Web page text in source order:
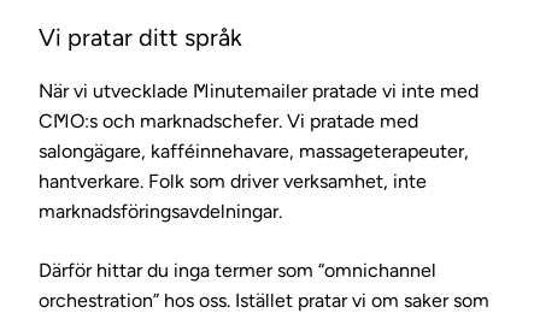
Vi pratar ditt språk
När vi utvecklade Minutemailer pratade vi inte med
CMO:s och marknadschefer. Vi pratade med
salongägare, kafféinnehavare, massageterapeuter,
hantverkare. Folk som driver verksamhet, inte
marknadsföringsavdelningar.
Därför hittar du inga termer som “omnichannel
orchestration” hos oss. Istället pratar vi om saker som